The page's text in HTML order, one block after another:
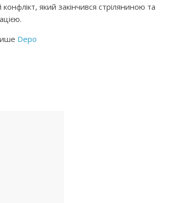
який закінчився стріляниною та
Depo